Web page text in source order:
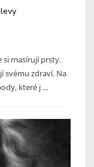
si masírují prsty.
svému zdraví. Na
které j ...